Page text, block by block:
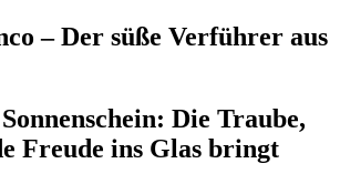
– Der süße Verführer aus
Die Traube,
Freude ins Glas bringt